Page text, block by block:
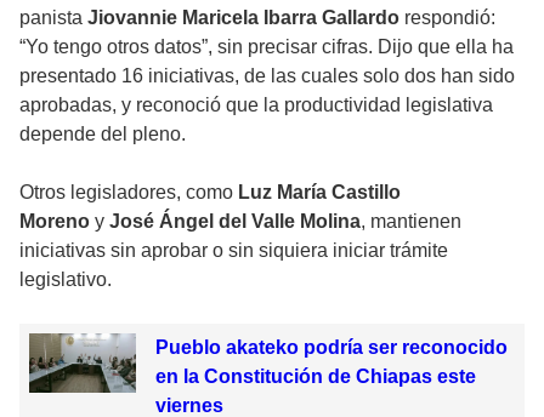
panista Jiovannie Maricela Ibarra Gallardo respondió:
“Yo tengo otros datos”, sin precisar cifras. Dijo que ella ha
presentado 16 iniciativas, de las cuales solo dos han sido
aprobadas, y reconoció que la productividad legislativa
depende del pleno.
Otros legisladores, como Luz María Castillo
Moreno y José Ángel del Valle Molina, mantienen
iniciativas sin aprobar o sin siquiera iniciar trámite
legislativo.
Pueblo akateko podría ser reconocido
en la Constitución de Chiapas este
viernes